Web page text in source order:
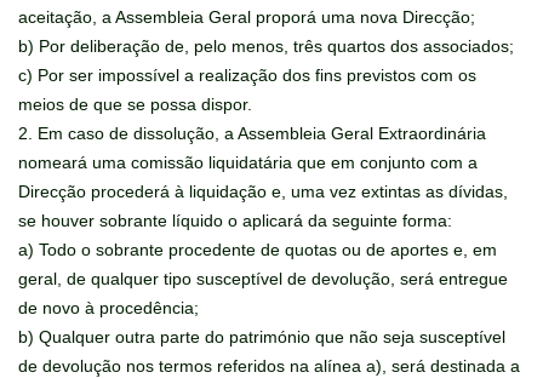
aceitação, a Assembleia Geral proporá uma nova Direcção;
b) Por deliberação de, pelo menos, três quartos dos associados;
c) Por ser impossível a realização dos fins previstos com os
meios de que se possa dispor.
2. Em caso de dissolução, a Assembleia Geral Extraordinária
nomeará uma comissão liquidatária que em conjunto com a
Direcção procederá à liquidação e, uma vez extintas as dívidas,
se houver sobrante líquido o aplicará da seguinte forma:
a) Todo o sobrante procedente de quotas ou de aportes e, em
geral, de qualquer tipo susceptível de devolução, será entregue
de novo à procedência;
b) Qualquer outra parte do património que não seja susceptível
de devolução nos termos referidos na alínea a), será destinada a